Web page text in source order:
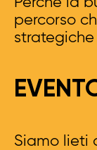
percorso
Siamo lieti